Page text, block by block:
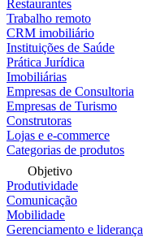
Restaurantes
Trabalho remoto
CRM imobiliário
Instituições de Saúde
Prática Jurídica
Imobiliárias
Empresas de Consultoria
Empresas de Turismo
Construtoras
Lojas e e-commerce
Categorias de produtos
Objetivo
Produtividade
Comunicação
Mobilidade
Gerenciamento e liderança